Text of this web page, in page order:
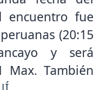
encuentro fue
(20:15
y será
También